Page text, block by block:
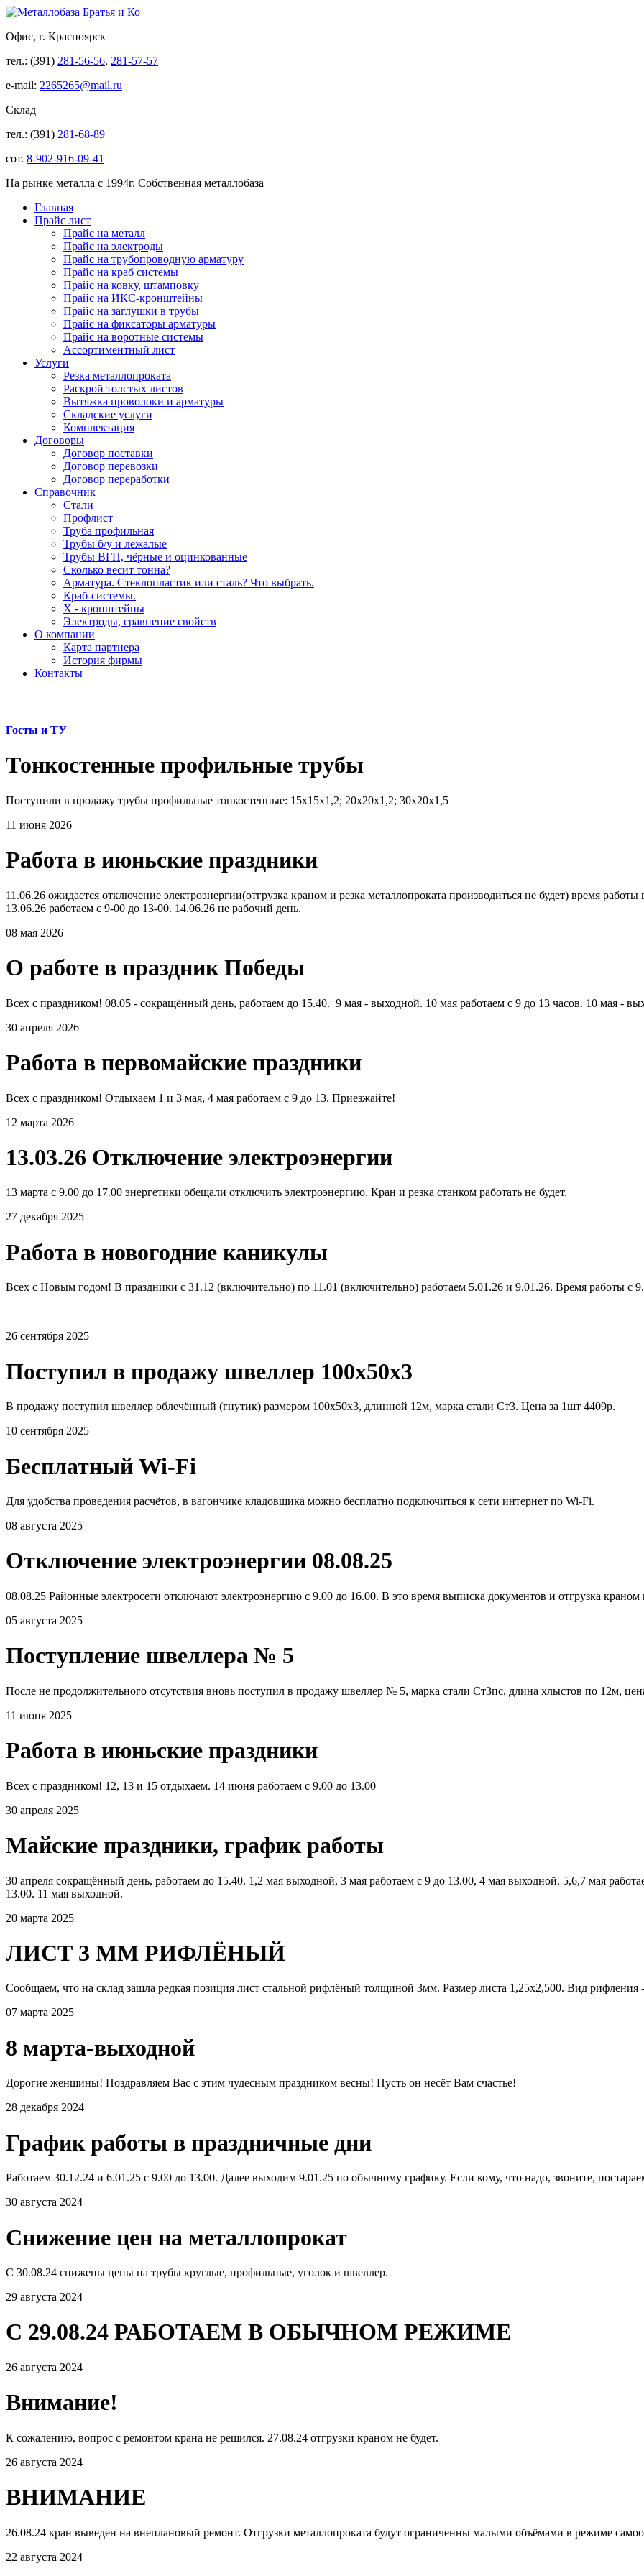
Офис, г. Красноярск
тел.: (391) 281-56-56, 281-57-57
e-mail: 2265265@mail.ru
Склад
тел.: (391) 281-68-89
сот. 8-902-916-09-41
На рынке металла с 1994г. Собственная металлобаза
Главная
Прайс лист
Прайс на металл
Прайс на электроды
Прайс на трубопроводную арматуру
Прайс на краб системы
Прайс на ковку, штамповку
Прайс на ИКС-кронштейны
Прайс на заглушки в трубы
Прайс на фиксаторы арматуры
Прайс на воротные системы
Ассортиментный лист
Услуги
Резка металлопроката
Раскрой толстых листов
Вытяжка проволоки и арматуры
Складские услуги
Комплектация
Договоры
Договор поставки
Договор перевозки
Договор переработки
Справочник
Стали
Профлист
Труба профильная
Трубы б/у и лежалые
Трубы ВГП, чёрные и оцинкованные
Сколько весит тонна?
Арматура. Стеклопластик или сталь? Что выбрать.
Краб-системы.
Х - кронштейны
Электроды, сравнение свойств
О компании
Карта партнера
История фирмы
Контакты
Госты и ТУ
Тонкостенные профильные трубы
Поступили в продажу трубы профильные тонкостенные: 15х15х1,2; 20х20х1,2; 30х20х1,5
11 июня 2026
Работа в июньские праздники
11.06.26 ожидается отключение электроэнергии(отгрузка краном и резка металлопроката производиться не будет) время
13.06.26 работаем с 9-00 до 13-00. 14.06.26 не рабочий день.
08 мая 2026
О работе в праздник Победы
Всех с праздником! 08.05 - сокращённый день, работаем до 15.40. 9 мая - выходной. 10 мая работаем с 9 до 13 часов. 10 мая -
30 апреля 2026
Работа в первомайские праздники
Всех с праздником! Отдыхаем 1 и 3 мая, 4 мая работаем с 9 до 13. Приезжайте!
12 марта 2026
13.03.26 Отключение электроэнергии
13 марта с 9.00 до 17.00 энергетики обещали отключить электроэнергию. Кран и резка станком работать не будет.
27 декабря 2025
Работа в новогодние каникулы
Всех с Новым годом! В праздники с 31.12 (включительно) по 11.01 (включительно) работаем 5.01.26 и 9.01.26. Время работы с
26 сентября 2025
Поступил в продажу швеллер 100х50х3
В продажу поступил швеллер облечённый (гнутик) размером 100х50х3, длинной 12м, марка стали Ст3. Цена за 1шт 4409р.
10 сентября 2025
Бесплатный Wi-Fi
Для удобства проведения расчётов, в вагончике кладовщика можно бесплатно подключиться к сети интернет по Wi-Fi.
08 августа 2025
Отключение электроэнергии 08.08.25
08.08.25 Районные электросети отключают электроэнергию с 9.00 до 16.00. В это время выписка документов и отгрузка краном
05 августа 2025
Поступление швеллера № 5
После не продолжительного отсутствия вновь поступил в продажу швеллер № 5, марка стали Ст3пс, длина хлыстов по 12м,
11 июня 2025
Работа в июньские праздники
Всех с праздником! 12, 13 и 15 отдыхаем. 14 июня работаем с 9.00 до 13.00
30 апреля 2025
Майские праздники, график работы
30 апреля сокращённый день, работаем до 15.40. 1,2 мая выходной, 3 мая работаем с 9 до 13.00, 4 мая выходной. 5,6,7 мая
13.00. 11 мая выходной.
20 марта 2025
ЛИСТ 3 ММ РИФЛЁНЫЙ
Сообщаем, что на склад зашла редкая позиция лист стальной рифлёный толщиной 3мм. Размер листа 1,25х2,500. Вид рифления
07 марта 2025
8 марта-выходной
Дорогие женщины! Поздравляем Вас с этим чудесным праздником весны! Пусть он несёт Вам счастье!
28 декабря 2024
График работы в праздничные дни
Работаем 30.12.24 и 6.01.25 с 9.00 до 13.00. Далее выходим 9.01.25 по обычному графику. Если кому, что надо, звоните,
30 августа 2024
Снижение цен на металлопрокат
С 30.08.24 снижены цены на трубы круглые, профильные, уголок и швеллер.
29 августа 2024
С 29.08.24 РАБОТАЕМ В ОБЫЧНОМ РЕЖИМЕ
26 августа 2024
Внимание!
К сожалению, вопрос с ремонтом крана не решился. 27.08.24 отгрузки краном не будет.
26 августа 2024
ВНИМАНИЕ
26.08.24 кран выведен на внеплановый ремонт. Отгрузки металлопроката будут ограниченны малыми объёмами в режиме
22 августа 2024